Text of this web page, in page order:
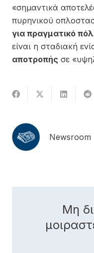
«σημαντικά
πυρηνικού
για πραγματικό
είναι η σταδιακή
αποτροπής σε
Newsroom
Μη